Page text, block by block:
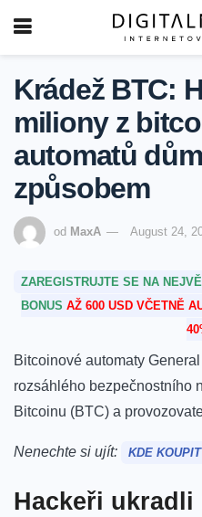
Krádež BTC:
miliony z
automatů
způsobem
od MaxA August 24,
ZAREGISTRUJTE SE NA
BONUS AŽ 600 USD VČETNĚ
Bitcoinové automaty
rozsáhlého bezpečnostního
Bitcoinu (BTC) a
Nenechte si ujít: KDE
Hackeři